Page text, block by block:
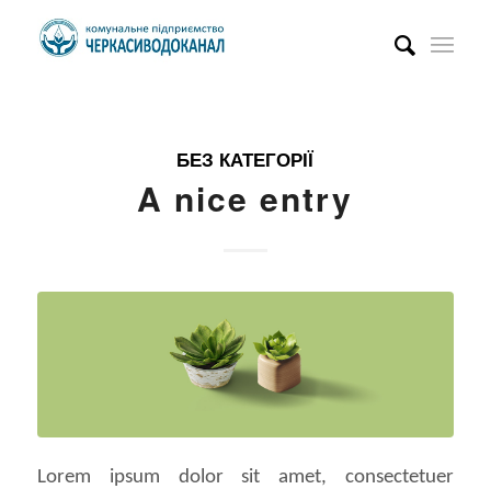
БЕЗ КАТЕГОРІЇ
A nice entry
Lorem ipsum dolor sit amet, consectetuer